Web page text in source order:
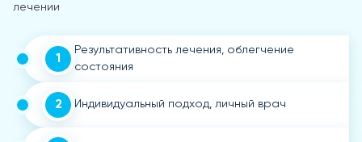
лечении
1
Результативность лечения, облегчение
состояния
2 Индивидуальный подход, личный врач